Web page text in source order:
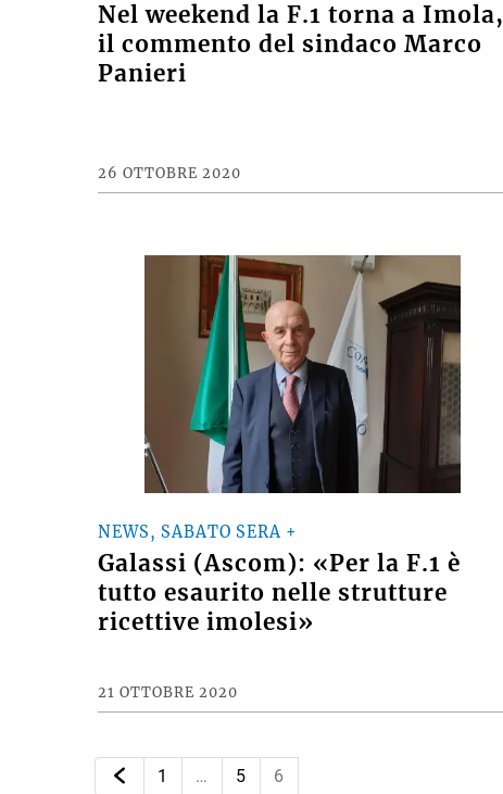
Nel weekend la F.1 torna a Imola,
il commento del sindaco Marco
Panieri
26 OTTOBRE 2020
NEWS, SABATO SERA +
Galassi (Ascom): «Per la F.1 è
tutto esaurito nelle strutture
ricettive imolesi»
21 OTTOBRE 2020
1 … 5 6